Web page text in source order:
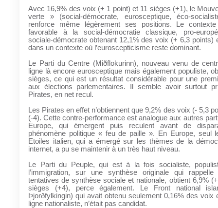
Avec 16,9% des voix (+ 1 point) et 11 sièges (+1), le
verte » (social-démocrate, eurosceptique, éco-
renforce même légèrement ses positions. Le
favorable à la social-démocratie classique, pro-
sociale-démocrate obtenant 12,1% des voix (+ 6,3 points)
dans un contexte où l’euroscepticisme reste dominant.
Le Parti du Centre (Miðflokurinn), nouveau venu de
ligne là encore eurosceptique mais également populiste,
sièges, ce qui est un résultat considérable pour une
aux élections parlementaires. Il semble avoir surtout
Pirates, en net recul.
Les Pirates en effet n’obtiennent que 9,2% des voix (- 5,3
(-4). Cette contre-performance est analogue aux autres
Europe, qui émergent puis reculent avant de
phénomène politique « feu de paille ». En Europe, seul
Etoiles italien, qui a émergé sur les thèmes de la
internet, a pu se maintenir à un très haut niveau.
Le Parti du Peuple, qui est à la fois socialiste,
l’immigration, sur une synthèse originale qui
tentatives de synthèse sociale et nationale, obtient 6,9%
sièges (+4), perce également. Le Front national
Þjorðfylkingin) qui avait obtenu seulement 0,16% des voix
ligne nationaliste, n’était pas candidat.